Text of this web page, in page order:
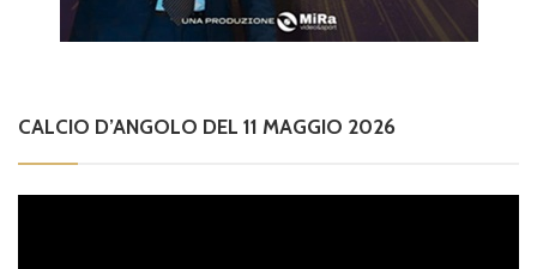
CALCIO D’ANGOLO DEL 11 MAGGIO 2026